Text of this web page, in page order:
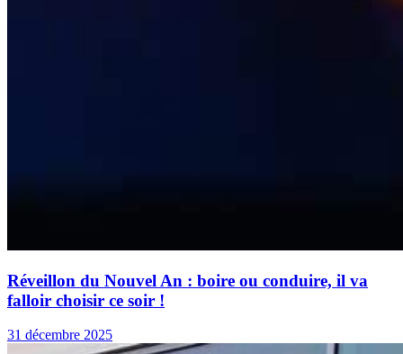
Réveillon du Nouvel An : boire ou conduire, il va
falloir choisir ce soir !
31 décembre 2025